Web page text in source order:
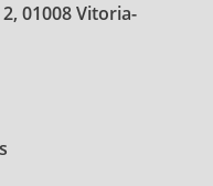
01008 Vitoria-